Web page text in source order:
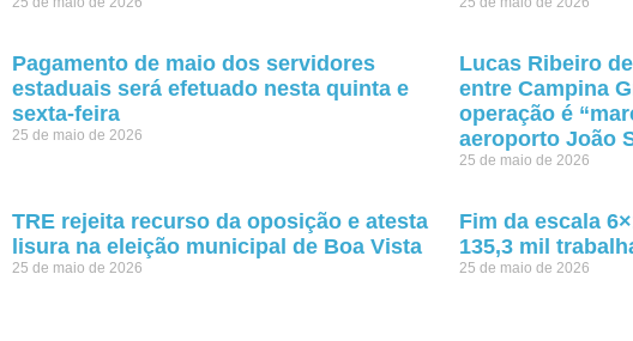
Pagamento de maio dos servidores
estaduais será efetuado nesta quinta e
sexta-feira
25 de maio de 2026
Lucas Ribeiro
entre Campina
operação é
aeroporto João
25 de maio de 2026
TRE rejeita recurso da oposição e atesta
lisura na eleição municipal de Boa Vista
25 de maio de 2026
Fim da escala
135,3 mil
25 de maio de 2026